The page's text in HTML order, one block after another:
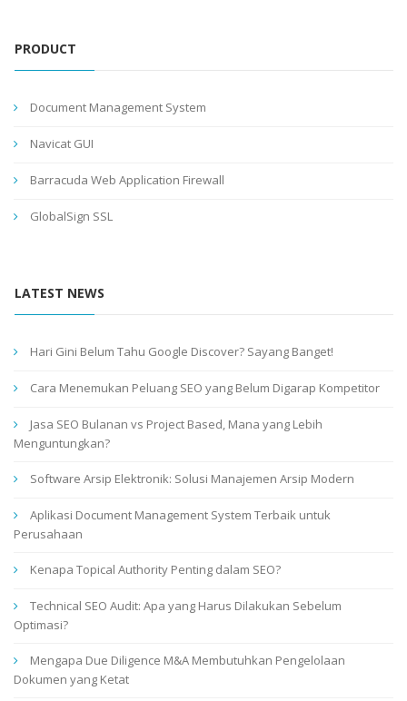
PRODUCT
Document Management System
Navicat GUI
Barracuda Web Application Firewall
GlobalSign SSL
LATEST NEWS
Hari Gini Belum Tahu Google Discover? Sayang Banget!
Cara Menemukan Peluang SEO yang Belum Digarap Kompetitor
Jasa SEO Bulanan vs Project Based, Mana yang Lebih
Menguntungkan?
Software Arsip Elektronik: Solusi Manajemen Arsip Modern
Aplikasi Document Management System Terbaik untuk
Perusahaan
Kenapa Topical Authority Penting dalam SEO?
Technical SEO Audit: Apa yang Harus Dilakukan Sebelum
Optimasi?
Mengapa Due Diligence M&A Membutuhkan Pengelolaan
Dokumen yang Ketat